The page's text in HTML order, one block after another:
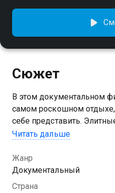
Сюжет
В этом документальном
самом роскошном
себе представить.
пляжи, эксклюзивные
Читать дальше
Жанр
Документальный
Страна